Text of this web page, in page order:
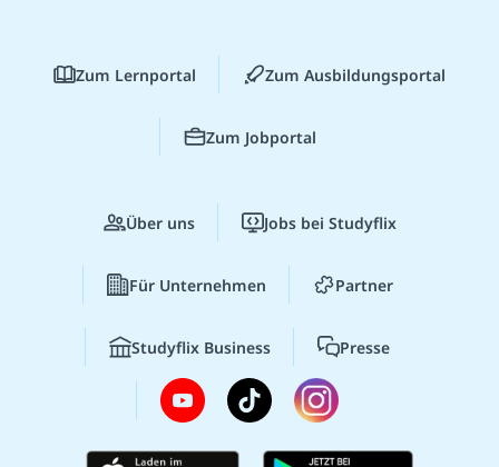
Zum Lernportal Zum Ausbildungsportal
Zum Jobportal
Über uns Jobs bei Studyflix
Für Unternehmen Partner
Studyflix Business Presse